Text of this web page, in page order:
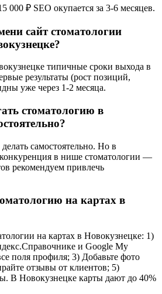
000 ₽ SEO окупается за 3-6 месяцев.
сайт стоматологии
типичные сроки выхода в
результаты (рост позиций,
уже через 1-2 месяца.
стоматологию в
самостоятельно. Но в
в нише стоматологии —
рекомендуем привлечь
на картах в
на картах в Новокузнецке: 1)
и Google My
поля профиля; 3) Добавьте фото
отзывы от клиентов; 5)
В Новокузнецке карты дают до 40%